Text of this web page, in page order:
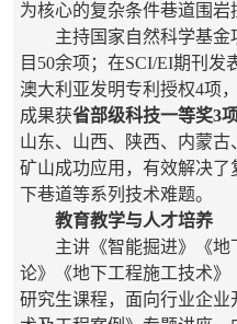
为核心的复杂条件巷道围岩
主持国家自然科学基
目50余项；在SCI/EI期刊发
澳大利亚发明专利授权4项
成果获省部级科技一等奖3
山东、山西、陕西、内蒙
矿山成功应用，有效解决
下巷道等系列技术难题。
教育教学与人才培养
主讲《智能掘进》《
论》《地下工程施工技术》
研究生课程，面向行业企